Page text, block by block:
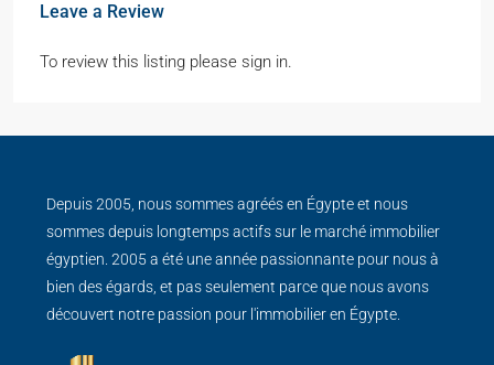
Leave a Review
To review this listing please sign in.
Depuis 2005, nous sommes agréés en Égypte et nous
sommes depuis longtemps actifs sur le marché immobilier
égyptien. 2005 a été une année passionnante pour nous à
bien des égards, et pas seulement parce que nous avons
découvert notre passion pour l'immobilier en Égypte.